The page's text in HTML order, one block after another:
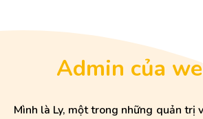
Admin của
Mình là Ly, một trong những quản trị